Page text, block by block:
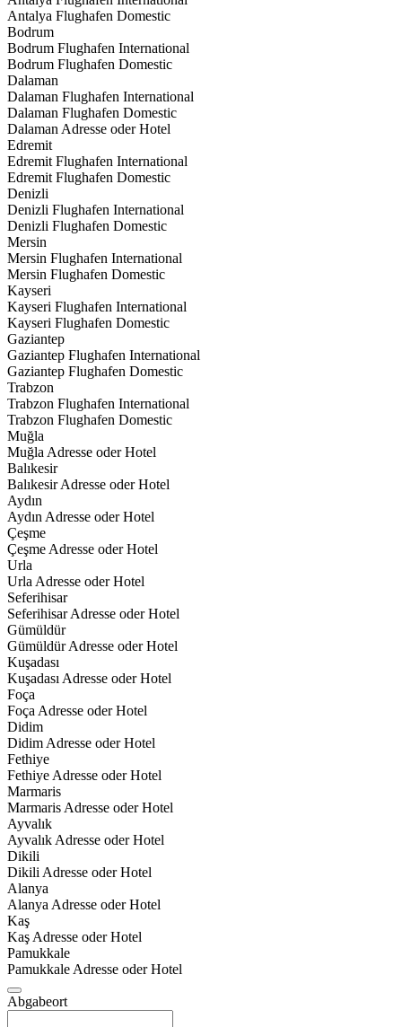
Antalya Flughafen Domestic
Bodrum
Bodrum Flughafen International
Bodrum Flughafen Domestic
Dalaman
Dalaman Flughafen International
Dalaman Flughafen Domestic
Dalaman Adresse oder Hotel
Edremit
Edremit Flughafen International
Edremit Flughafen Domestic
Denizli
Denizli Flughafen International
Denizli Flughafen Domestic
Mersin
Mersin Flughafen International
Mersin Flughafen Domestic
Kayseri
Kayseri Flughafen International
Kayseri Flughafen Domestic
Gaziantep
Gaziantep Flughafen International
Gaziantep Flughafen Domestic
Trabzon
Trabzon Flughafen International
Trabzon Flughafen Domestic
Muğla
Muğla Adresse oder Hotel
Balıkesir
Balıkesir Adresse oder Hotel
Aydın
Aydın Adresse oder Hotel
Çeşme
Çeşme Adresse oder Hotel
Urla
Urla Adresse oder Hotel
Seferihisar
Seferihisar Adresse oder Hotel
Gümüldür
Gümüldür Adresse oder Hotel
Kuşadası
Kuşadası Adresse oder Hotel
Foça
Foça Adresse oder Hotel
Didim
Didim Adresse oder Hotel
Fethiye
Fethiye Adresse oder Hotel
Marmaris
Marmaris Adresse oder Hotel
Ayvalık
Ayvalık Adresse oder Hotel
Dikili
Dikili Adresse oder Hotel
Alanya
Alanya Adresse oder Hotel
Kaş
Kaş Adresse oder Hotel
Pamukkale
Pamukkale Adresse oder Hotel
Abgabeort